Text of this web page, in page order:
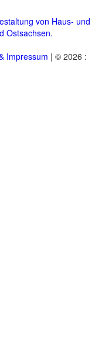
von Haus- und
Ostsachsen.
Impressum | © 2026 :